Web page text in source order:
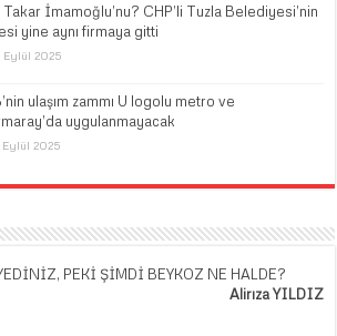
Takar İmamoğlu’nu? CHP’li Tuzla Belediyesi’nin
yine aynı firmaya gitti
Eylül 2025
ulaşım zammı U logolu metro ve
uygulanmayacak
Eylül 2025
PEKİ ŞİMDİ BEYKOZ NE HALDE?
Alirıza YILDIZ